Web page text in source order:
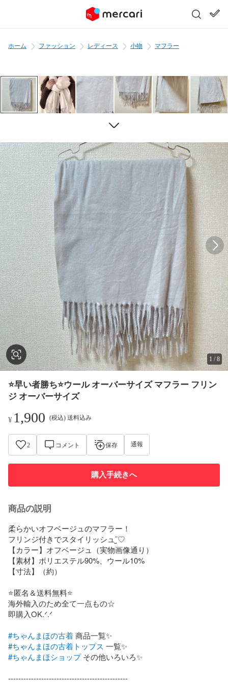
ホーム ファッション レディース 小物 マフラー
1 /8
⭐️早い者勝ち⭐️ウール オーバーサイズ マフラー フリン
ジ オーバーサイズ
¥ 1,900 (税込) 送料込み
2 コメント 保存 通報
購入手続きへ
商品の説明
柔らかいオフベージュのマフラー！
フリンジ付きでスタイリッシュ¨̮♡
【カラー】オフベージュ（実物画像通り）
【素材】ポリエステル90%、ウール10%
【寸法】（約）
⭐️匿名＆送料無料⭐️
海外輸入のため全て一点もの☆
即購入OK.ᐟ‪‪.ᐟ
#ちゃんまほの古着
#ちゃんまほの古着トップス
#ちゃんまほショップ その他いろいろ✨
-----------------------------------------------